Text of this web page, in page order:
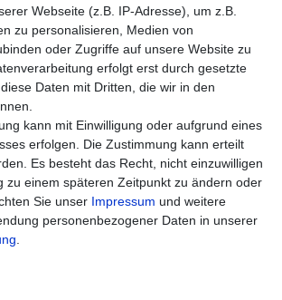
& -kosten
Webseite (z.B. IP-Adresse), um z.B.
zu personalisieren, Medien von
oder Zugriffe auf unsere Website zu
erfolgt erst durch gesetzte
Daten mit Dritten, die wir in den
kann mit Einwilligung oder aufgrund eines
erfolgen. Die Zustimmung kann erteilt
Es besteht das Recht, nicht einzuwilligen
zu einem späteren Zeitpunkt zu ändern oder
Sie unser Impressum und weitere
personenbezogener Daten in unserer